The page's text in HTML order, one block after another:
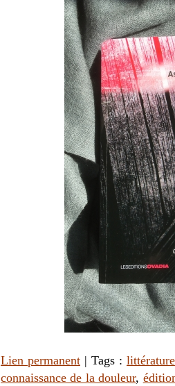
Lien permanent | Tags : littérature
connaissance de la douleur,